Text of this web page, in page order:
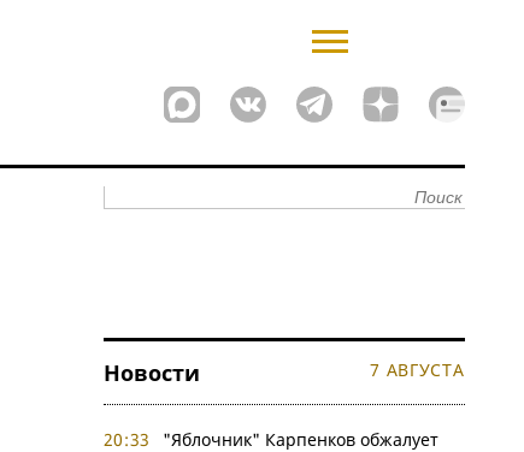
Новости 7 АВГУСТА
20:33
"Яблочник" Карпенков обжалует